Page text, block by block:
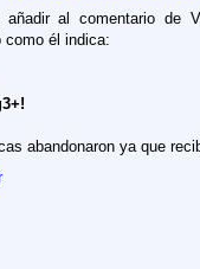
añadir al comentario de
como él indica:
abandonaron ya que